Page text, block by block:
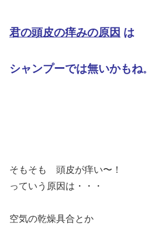
君の頭皮の痒みの原因 は
シャンプーでは無いかもね。
そもそも 頭皮が痒い〜！
っていう原因は・・・
空気の乾燥具合とか